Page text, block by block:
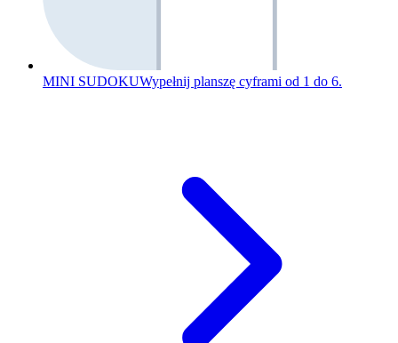
MINI SUDOKUWypełnij planszę cyframi od 1 do 6.